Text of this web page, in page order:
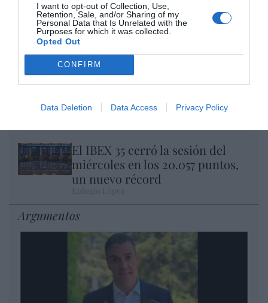
I want to opt-out of Collection, Use,
Retention, Sale, and/or Sharing of my
Personal Data that Is Unrelated with the
Purposes for which it was collected.
Opted Out
CONFIRM
Data Deletion Data Access Privacy Policy
Nokia, Ericsson... Huawei: lo que importan
son las patentes
Eulogio López
Isabel Pantoja pierde dos pleitos
euros... suma y sigue
El IBEX 35 cerró la sesión del
miércoles en los 20.057 puntos,
un nuevo récord
Argumentos